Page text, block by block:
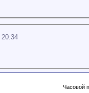
20:34
Часовой